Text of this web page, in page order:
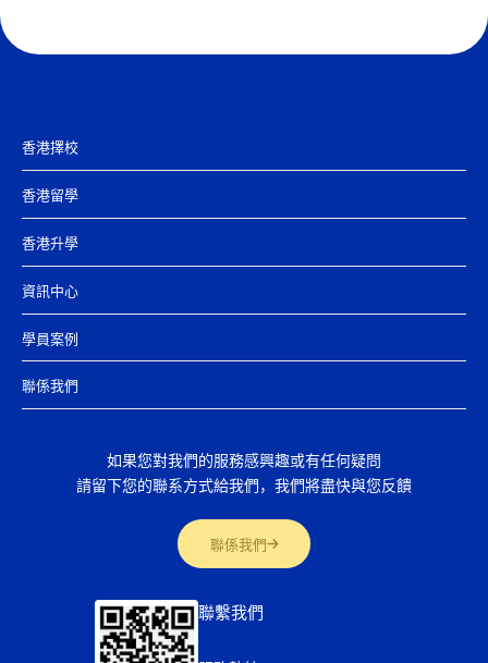
香港擇校
香港留學
香港升學
資訊中心
學員案例
聯係我們
如果您對我們的服務感興趣或有任何疑問
請留下您的聯系方式給我們，我們將盡快與您反饋
聯係我們
聯繫我們